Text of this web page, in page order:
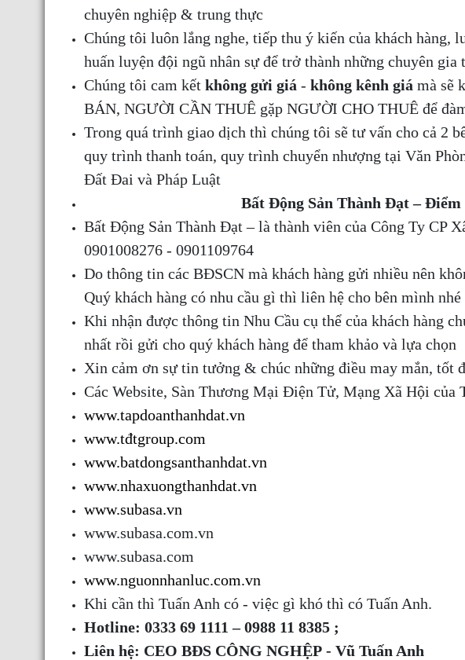
chuyên nghiệp & trung thực
Chúng tôi luôn lắng nghe, tiếp thu ý kiến của khách hàng,
huấn luyện đội ngũ nhân sự để trở thành những chuyên
Chúng tôi cam kết không gửi giá - không kênh giá mà sẽ
BÁN, NGƯỜI CẦN THUÊ gặp NGƯỜI CHO THUÊ để
Trong quá trình giao dịch thì chúng tôi sẽ tư vấn cho cả 2
quy trình thanh toán, quy trình chuyển nhượng tại Văn
Đất Đai và Pháp Luật
Bất Động Sản Thành Đạt – Điểm
Bất Động Sản Thành Đạt – là thành viên của Công Ty CP
0901008276 - 0901109764
Do thông tin các BĐSCN mà khách hàng gửi nhiều nên
Quý khách hàng có nhu cầu gì thì liên hệ cho bên mình nhé
Khi nhận được thông tin Nhu Cầu cụ thể của khách hàng
nhất rồi gửi cho quý khách hàng để tham khảo và lựa chọn
Xin cảm ơn sự tin tưởng & chúc những điều may mắn, tốt
Các Website, Sàn Thương Mại Điện Tử, Mạng Xã Hội của
www.tapdoanthanhdat.vn
www.tđtgroup.com
www.batdongsanthanhdat.vn
www.nhaxuongthanhdat.vn
www.subasa.vn
www.subasa.com.vn
www.subasa.com
www.nguonnhanluc.com.vn
Khi cần thì Tuấn Anh có - việc gì khó thì có Tuấn Anh.
Hotline: 0333 69 1111 – 0988 11 8385 ;
Liên hệ: CEO BĐS CÔNG NGHỆP - Vũ Tuấn Anh